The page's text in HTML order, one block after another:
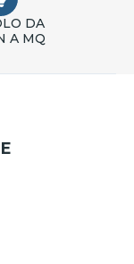
DA
A MQ